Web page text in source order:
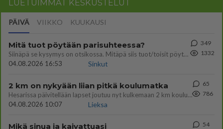
LUETUIMMAT KESKUSTELUT
PÄIVÄ VIIKKO KUUKAUSI
Mitä tuot pöytään parisuhteessa?
Siinäpä se kysymys on otsikossa. Mitäpä siis tuot/toisit pöytään parisuhteessa? Oletko mies vai nainen? Koetko sen mitä
04.08.2026 16:53
Sinkut
349
1332
2 km on nykyään liian pitkä koulumatka
Hesarissa päivitellään lapset joutuu nyt kulkemaan 2 km kouluun jösses. Ruostefillarilla tuo matka menee vaikka miten äk
04.08.2026 10:07
Lieksa
65
786
Mikä sinua ja kaivattuasi
54